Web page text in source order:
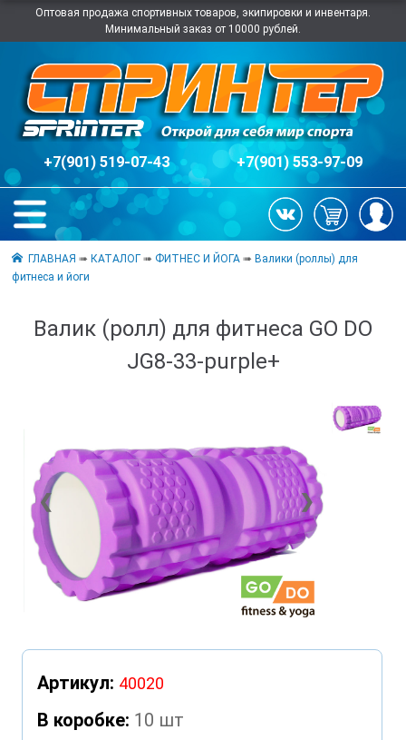
Оптовая продажа спортивных товаров, экипировки и инвентаря.
Минимальный заказ от 10000 рублей.
+7(901) 519-07-43 +7(901) 553-97-09
ГЛАВНАЯ ➠КАТАЛОГ ➠ ФИТНЕС И ЙОГА ➠Валики (роллы) для
фитнеса и йоги
Валик (ролл) для фитнеса GO DO
JG8-33-purple+
❮ ❯
Артикул: 40020
В коробке: 10 шт